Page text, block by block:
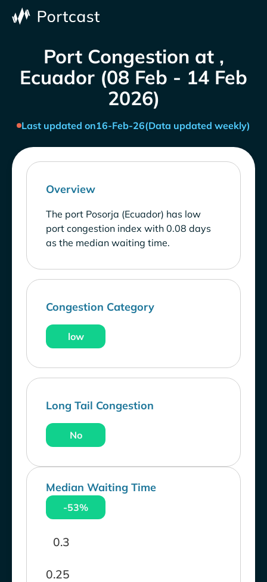
Port Congestion at ,
Ecuador (08 Feb - 14 Feb
2026)
Last updated on16-Feb-26(Data updated weekly)
Overview
The port Posorja (Ecuador) has low
port congestion index with 0.08 days
as the median waiting time.
Congestion Category
low
Long Tail Congestion
No
Median Waiting Time
-53%
0.25
0.3